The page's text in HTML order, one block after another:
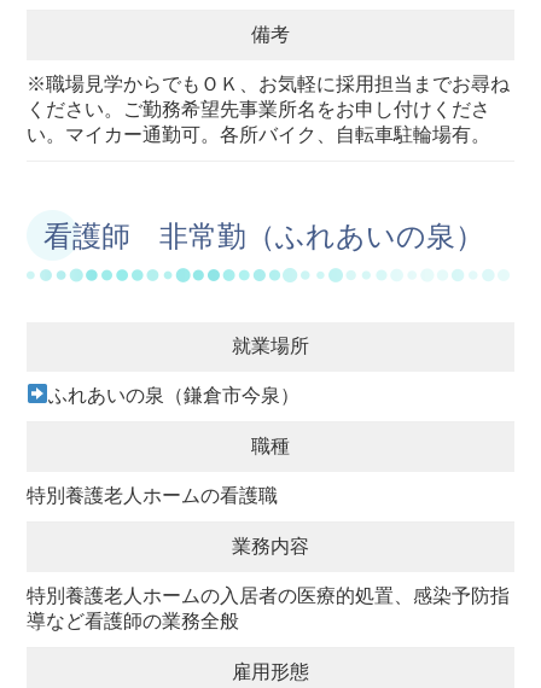
備考
※職場見学からでもＯＫ、お気軽に採用担当までお尋ね
ください。ご勤務希望先事業所名をお申し付けくださ
い。マイカー通勤可。各所バイク、自転車駐輪場有。
看護師 非常勤（ふれあいの泉）
就業場所
ふれあいの泉（鎌倉市今泉）
職種
特別養護老人ホームの看護職
業務内容
特別養護老人ホームの入居者の医療的処置、感染予防指
導など看護師の業務全般
雇用形態